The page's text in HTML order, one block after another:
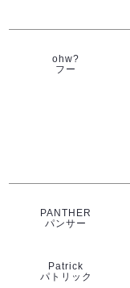
ohw?
フー
PANTHER
パンサー
Patrick
パトリック